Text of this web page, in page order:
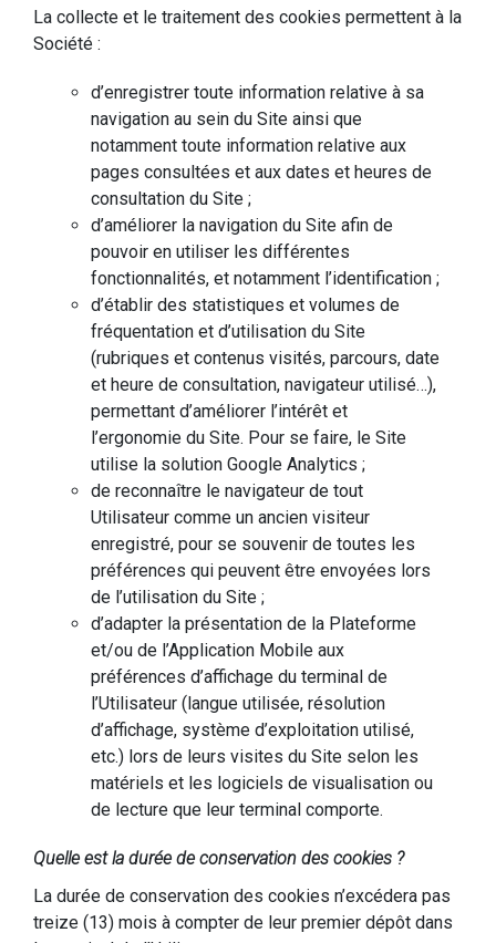
La collecte et le traitement des cookies permettent à la
Société :
d’enregistrer toute information relative à sa
navigation au sein du Site ainsi que
notamment toute information relative aux
pages consultées et aux dates et heures de
consultation du Site ;
d’améliorer la navigation du Site afin de
pouvoir en utiliser les différentes
fonctionnalités, et notamment l’identification ;
d’établir des statistiques et volumes de
fréquentation et d’utilisation du Site
(rubriques et contenus visités, parcours, date
et heure de consultation, navigateur utilisé…),
permettant d’améliorer l’intérêt et
l’ergonomie du Site. Pour se faire, le Site
utilise la solution Google Analytics ;
de reconnaître le navigateur de tout
Utilisateur comme un ancien visiteur
enregistré, pour se souvenir de toutes les
préférences qui peuvent être envoyées lors
de l’utilisation du Site ;
d’adapter la présentation de la Plateforme
et/ou de l’Application Mobile aux
préférences d’affichage du terminal de
l’Utilisateur (langue utilisée, résolution
d’affichage, système d’exploitation utilisé,
etc.) lors de leurs visites du Site selon les
matériels et les logiciels de visualisation ou
de lecture que leur terminal comporte.
Quelle est la durée de conservation des cookies ?
La durée de conservation des cookies n’excédera pas
treize (13) mois à compter de leur premier dépôt dans